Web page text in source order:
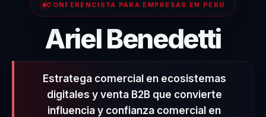
CONFERENCISTA PARA EMPRESAS EN PERÚ
Ariel Benedetti–
Estratega comercial en ecosistemas
digitales y venta B2B que convierte
influencia y confianza comercial en